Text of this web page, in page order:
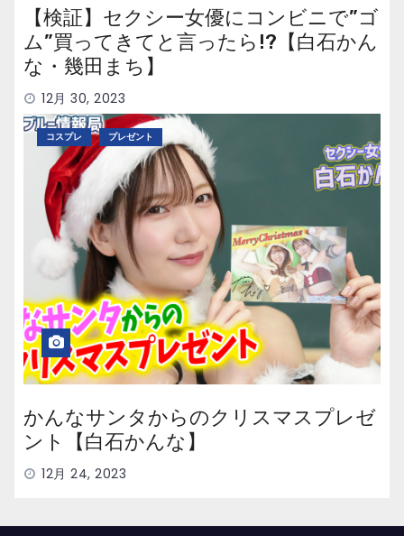
【検証】セクシー女優にコンビニで”ゴ
ム”買ってきてと言ったら!?【白石かん
な・幾田まち】
12月 30, 2023
コスプレ プレゼント
かんなサンタからのクリスマスプレゼ
ント【白石かんな】
12月 24, 2023